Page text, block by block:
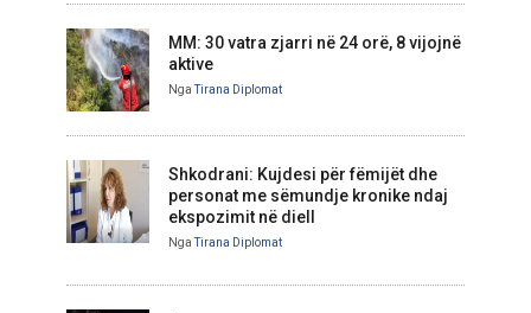
MM: 30 vatra zjarri në 24 orë, 8 vijojnë
aktive
Nga Tirana Diplomat
Shkodrani: Kujdesi për fëmijët dhe
personat me sëmundje kronike ndaj
ekspozimit në diell
Nga Tirana Diplomat